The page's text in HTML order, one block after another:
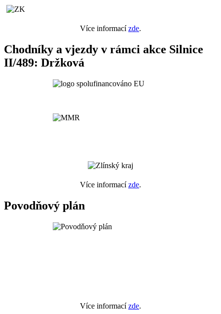
Více informacízde.
Chodníky a vjezdy v rámci akce Silnice
II/489: Držková
Více informacízde.
Povodňový plán
Více informacízde.